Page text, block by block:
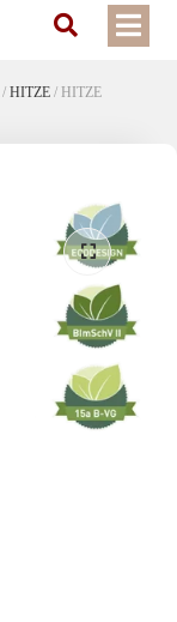
/ HITZE / HITZE